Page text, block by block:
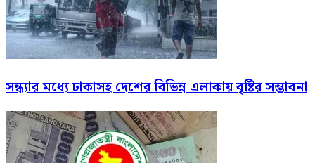
সন্ধ্যার মধ্যে ঢাকাসহ দেশের বিভিন্ন এলাকায় বৃষ্টির সম্ভাবনা